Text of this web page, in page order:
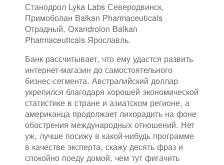
Станодрол Lyka Labs Северодвинск,
Примоболан Balkan Pharmaceuticals
Отрадный, Oxandrolon Balkan
Pharmaceuticals Ярославль.
Банк рассчитывает, что ему удастся развить
интернет-магазин до самостоятельного
бизнес-сегмента. Австралийский доллар
укрепился благодаря хорошей экономической
статистике в стране и азиатском регионе, а
американца продолжает лихорадить на фоне
обострения международных отношений. Нет
уж, лучше посижу в какой-нибудь программе
в качестве эксперта, скажу десять фраз и
спокойно поеду домой, чем тут фигачить